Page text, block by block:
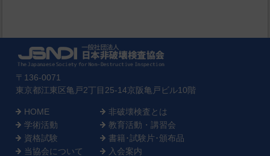
〒136-0071
東京都江東区亀戸2丁目25-14京阪亀戸ビル10階
HOME
非破壊検査とは
学術活動
教育活動・講習会
資格試験
書籍･試験片･頒布品
当協会について
入会案内